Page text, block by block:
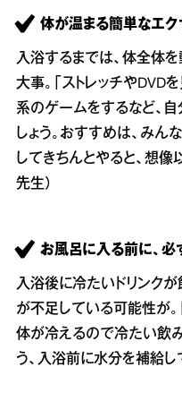
体が温まる簡単なエク
入浴するまでは、体全体
大事。「ストレッチやDVD
系のゲームをするなど、
しょう。おすすめは、みん
してきちんとやると、想像
先生）
お風呂に入る前に、必
入浴後に冷たいドリンク
が不足している可能性が。
体が冷えるので冷たい飲
う、入浴前に水分を補給し